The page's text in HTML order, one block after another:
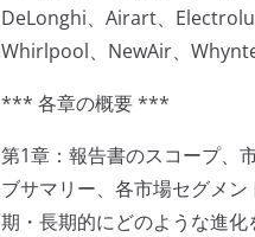
DeLonghi、Airart、
Whirlpool、NewAir、
*** 各章の概要 ***
第1章：報告書のスコープ、
ブサマリー、各市場セグメ
期・長期的にどのような進化